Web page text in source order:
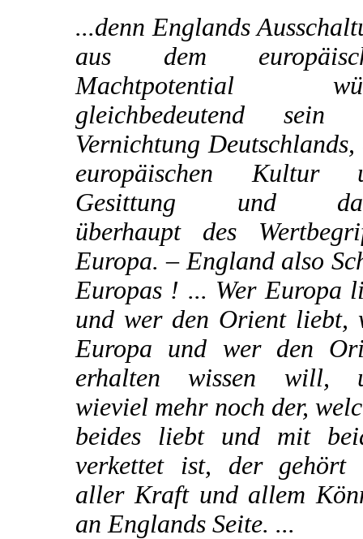
...denn Englands
aus dem
Machtpotential
gleichbedeutend sein
Vernichtung Deutschlands,
europäischen Kultur
Gesittung und
überhaupt des
Europa. – England also
Europas ! ... Wer Europa
und wer den Orient liebt,
Europa und wer den
erhalten wissen will,
wieviel mehr noch der,
beides liebt und mit
verkettet ist, der gehört
aller Kraft und allem
an Englands Seite. ...